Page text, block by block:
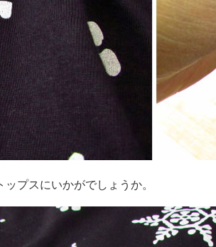
プスにいかがでしょうか。